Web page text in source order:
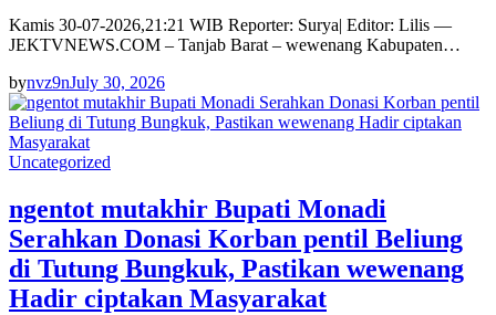
Kamis 30-07-2026,21:21 WIB Reporter: Surya| Editor: Lilis —
JEKTVNEWS.COM – Tanjab Barat – wewenang Kabupaten…
bynvz9nJuly 30, 2026
Uncategorized
ngentot mutakhir Bupati Monadi
Serahkan Donasi Korban pentil Beliung
di Tutung Bungkuk, Pastikan wewenang
Hadir ciptakan Masyarakat